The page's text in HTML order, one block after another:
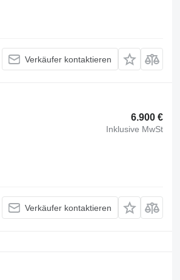
Verkäufer kontaktieren
6.900 €
Inklusive MwSt
Verkäufer kontaktieren